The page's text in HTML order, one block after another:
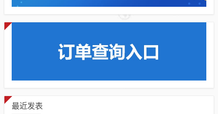
最近发表